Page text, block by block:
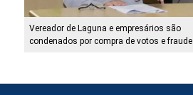
Vereador de Laguna e empresários são
condenados por compra de votos e fraude